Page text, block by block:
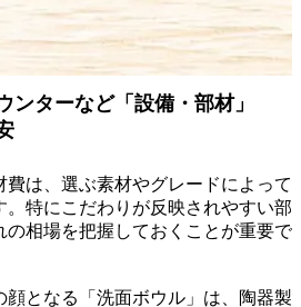
ンターなど「設備・部材」
は、選ぶ素材やグレードによって
特にこだわりが反映されやすい部
の相場を把握しておくことが重要で
となる「洗面ボウル」は、陶器製